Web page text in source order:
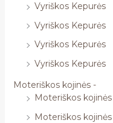
Vyriškos Kepurės
Vyriškos Kepurės
Vyriškos Kepurės
Vyriškos Kepurės
Moteriškos kojinės -
Moteriškos kojinės
Moteriškos kojinės